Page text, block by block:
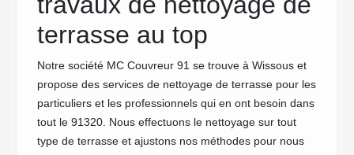
terrasse au top
Notre société MC Couvreur 91 se trouve à Wissous et
propose des services de nettoyage de terrasse pour les
particuliers et les professionnels qui en ont besoin dans
tout le 91320. Nous effectuons le nettoyage sur tout
type de terrasse et ajustons nos méthodes pour nous